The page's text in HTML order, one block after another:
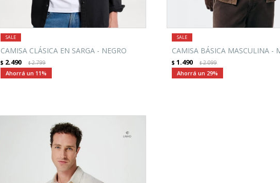
CAMISA CLÁSICA EN SARGA - NEGRO
$ 2.490 $2.799
11
CAMISA BÁSICA MASCULINA -
$ 1.490 $2.099
29